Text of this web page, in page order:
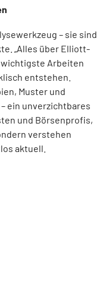
– sie sind
„Alles über Elliott-
wichtigste Arbeiten
entstehen.
Muster und
ein unverzichtbares
und Börsenprofis,
verstehen
aktuell.